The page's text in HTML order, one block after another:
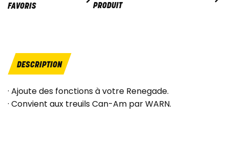
FAVORIS
PRODUIT
DESCRIPTION
· Ajoute des fonctions à votre Renegade.
· Convient aux treuils Can-Am par WARN.